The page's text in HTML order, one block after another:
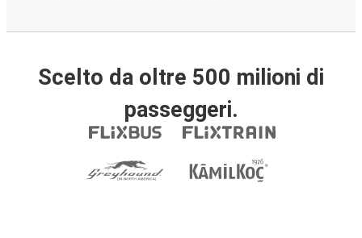
Scelto da oltre 500 milioni di
passeggeri.